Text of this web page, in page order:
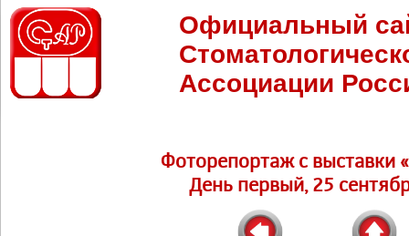
Официальный
Ассоциации
Фоторепортаж c выставки
День первый, 25